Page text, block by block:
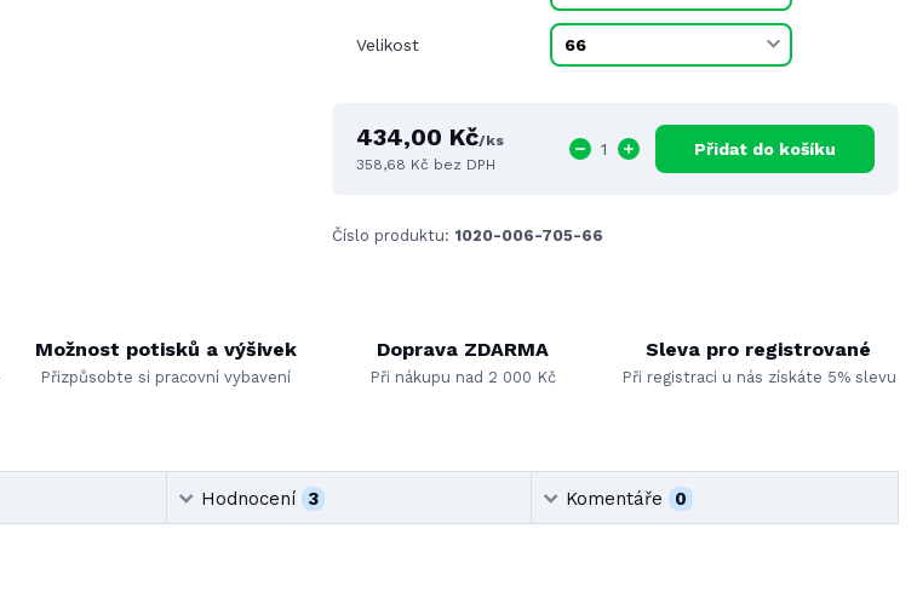
Velikost
434,00 Kč/ks
358,68 Kč bez DPH
Přidat do košíku
Číslo produktu: 1020-006-705-66
Možnost potisků a výšivek
Přizpůsobte si pracovní vybavení
Doprava ZDARMA
Při nákupu nad 2 000 Kč
Sleva pro registrované
Při registraci u nás získáte 5% slevu
Hodnocení 3 Komentáře 0